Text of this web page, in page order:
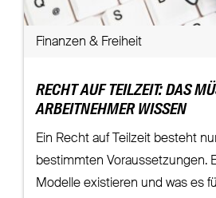
Finanzen & Freiheit
RECHT AUF TEILZEIT: DAS
ARBEITNEHMER WISSEN
Ein Recht auf Teilzeit besteht
bestimmten Voraussetzungen.
Modelle existieren und was es